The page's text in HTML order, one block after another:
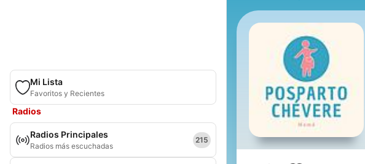
Mi Lista
Favoritos y Recientes
Radios
Radios Principales
Radios más escuchadas
215